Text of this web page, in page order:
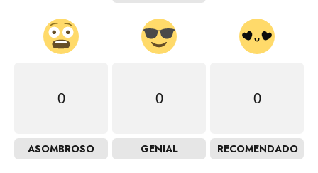
0
ASOMBROSO
0
GENIAL
0
RECOMENDADO